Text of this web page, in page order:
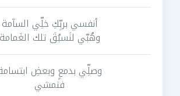
أنفسي بربِّكِ خلِّي السآمة
وهُبّي لنَسبُقَ تلك الغَمامة
وصلِّي بدمعٍ وبعضِ
فنمشي